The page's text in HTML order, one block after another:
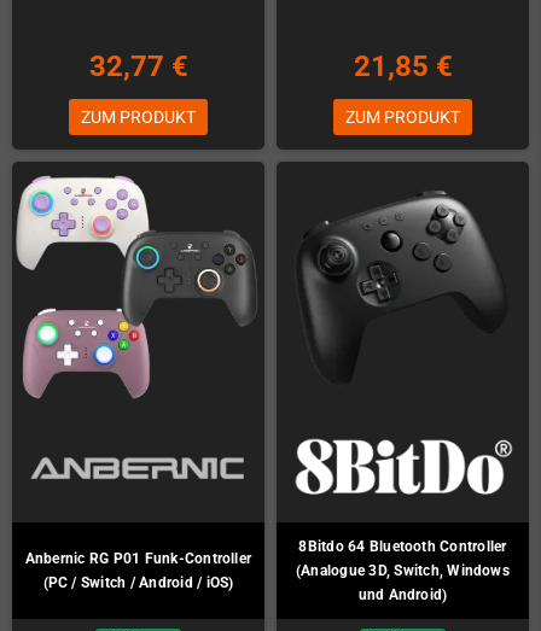
32,77 €
ZUM PRODUKT
21,85 €
ZUM PRODUKT
Anbernic RG P01 Funk-Controller
(PC / Switch / Android / iOS)
8Bitdo 64 Bluetooth Controller
(Analogue 3D, Switch, Windows
und Android)